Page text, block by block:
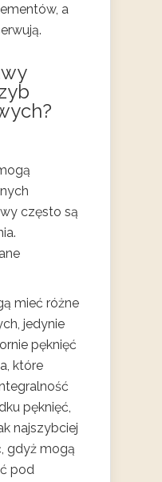
a
często są
mieć różne
jedynie
pęknięć
które
pęknięć,
najszybciej
gdyż mogą
pod